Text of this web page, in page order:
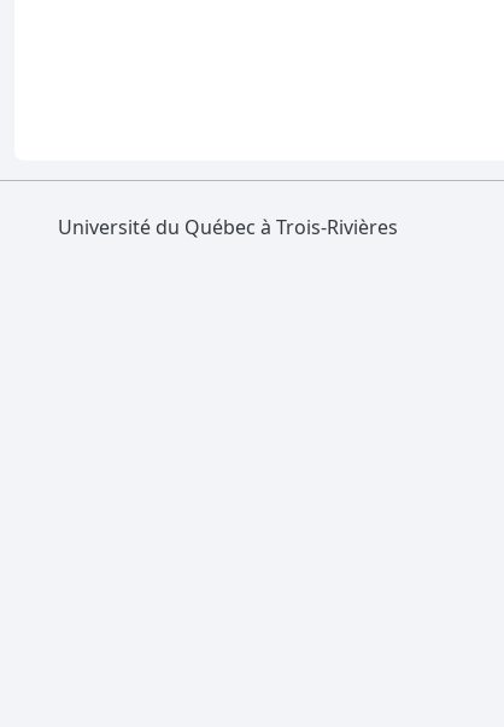
Université du Québec à Trois-Rivières